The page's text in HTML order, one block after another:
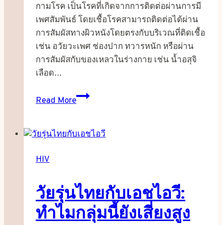
กามโรค เป็นโรคที่เกิดจากการติดต่อผ่านการมี
เพศสัมพันธ์ โดยเชื้อโรคสามารถติดต่อได้ผ่าน
การสัมผัสทางผิวหนังโดยตรงกับบริเวณที่ติดเชื้อ
เช่น อวัยวะเพศ ช่องปาก ทวารหนัก หรือผ่าน
การสัมผัสกับของเหลวในร่างกาย เช่น น้ำอสุจิ
เลือด…
Read More
โรค
เพศ
Transmitted
Diseases
HIV
วัยรุ่นไทยกับเอชไอวี:
ทำไมกลุ่มนี้ยังเสี่ยงสูง